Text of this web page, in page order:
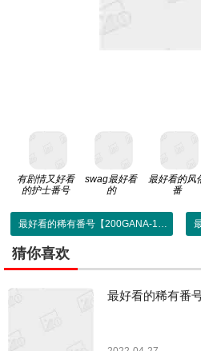
有剧情又好看
的护士番号
swag最好看
的
最好看的风
番
猜你喜欢
最好看的稀有番